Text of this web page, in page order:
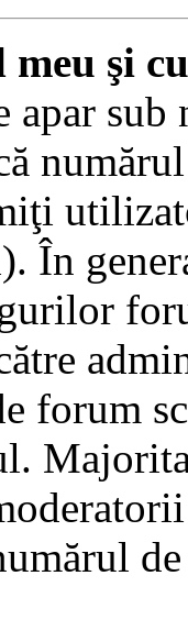
meu şi
apar sub
numărul
În
forum
de